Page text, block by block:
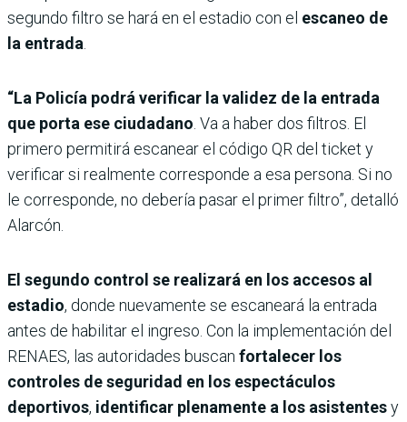
segundo filtro se hará en el estadio con el escaneo de
la entrada.
“La Policía podrá verificar la validez de la entrada
que porta ese ciudadano. Va a haber dos filtros. El
primero permitirá escanear el código QR del ticket y
verificar si realmente corresponde a esa persona. Si no
le corresponde, no debería pasar el primer filtro”, detalló
Alarcón.
El segundo control se realizará en los accesos al
estadio, donde nuevamente se escaneará la entrada
antes de habilitar el ingreso. Con la implementación del
RENAES, las autoridades buscan fortalecer los
controles de seguridad en los espectáculos
deportivos, identificar plenamente a los asistentesy